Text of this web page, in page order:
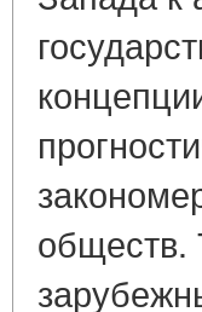
обществ.